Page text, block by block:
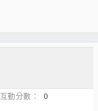
互動分數
0